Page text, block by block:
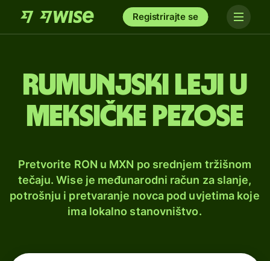
Registrirajte se
Rumunjski leji u
meksičke pezose
Pretvorite RON u MXN po srednjem tržišnom
tečaju. Wise je međunarodni račun za slanje,
potrošnju i pretvaranje novca pod uvjetima koje
ima lokalno stanovništvo.